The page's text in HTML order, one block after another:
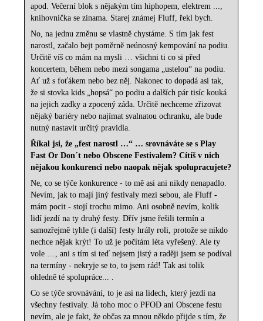
apod. Večerní blok s nějakým tím hiphopem, elektrem ...,
knihovnička se zinama. Starej známej Fluff, řekl bych.
No, na jednu změnu se vlastně chystáme. S tím jak fest
narostl, začalo bejt poměrně neúnosný kempování na podiu.
Určitě víš co mám na mysli … všichni ti co si před
koncertem, během nebo mezi songama „ustelou“ na podiu.
Ať už s foťákem nebo bez něj. Nakonec to dopadá asi tak,
že si stovka kids „hopsá“ po podiu a dalších pár tisíc kouká
na jejich zadky a zpocený záda. Určitě nechceme zřizovat
nějaký bariéry nebo najímat svalnatou ochranku, ale bude
nutný nastavit určitý pravidla.
Říkal jsi, že „fest narostl …“ … srovnáváte se s Play
Fast Or Don´t nebo Obscene Festivalem? Cítíš v nich
nějakou konkurenci nebo naopak nějak spolupracujete?
Ne, co se týče konkurence - to mě asi ani nikdy nenapadlo.
Nevím, jak to mají jiný festivaly mezi sebou, ale Fluff -
mám pocit - stojí trochu mimo. Ani osobně nevím, kolik
lidí jezdí na ty druhý festy. Dřív jsme řešili termín a
samozřejmě tyhle (i další) festy hrály roli, protože se nikdo
nechce nějak krýt! To už je počítám léta vyřešený. Ale ty
vole …, ani s tím si teď nejsem jistý a raději jsem se podíval
na termíny - nekryje se to, to jsem rád! Tak asi tolik
ohledně té spolupráce... .
Co se týče srovnávání, to je asi na lidech, který jezdí na
všechny festivaly. Já toho moc o PFOD ani Obscene festu
nevím, ale je fakt, že občas za mnou někdo přijde s tím, že